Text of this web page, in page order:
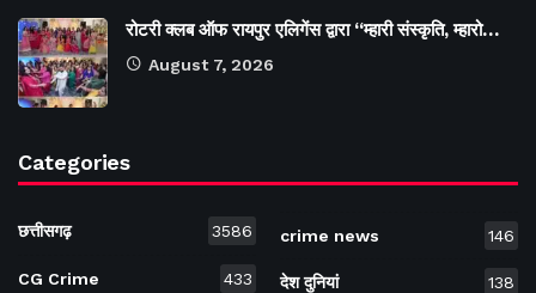
रोटरी क्लब ऑफ रायपुर एलिगेंस द्वारा “म्हारी संस्कृति, म्हारो…
August 7, 2026
Categories
छत्तीसगढ़ 3586
CG Crime 433
crime news 146
देश दुनियां 138